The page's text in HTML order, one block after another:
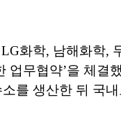
화학, 남해화학,
업무협약’을 체결
를 생산한 뒤 국